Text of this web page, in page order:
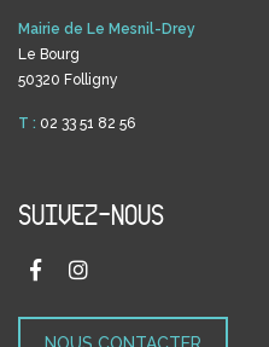
Mairie de Le Mesnil-Drey
Le Bourg
50320 Folligny
T : 02 33 51 82 56
SUIVEZ-NOUS